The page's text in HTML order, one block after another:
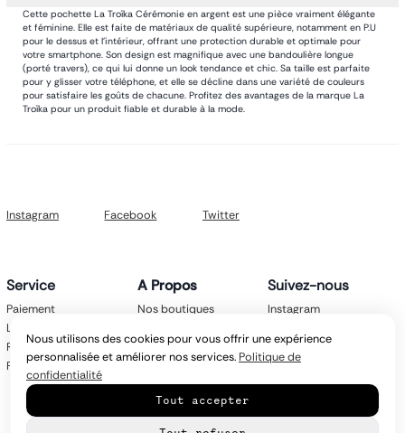
Cette pochette La Troïka Cérémonie en argent est une pièce vraiment élégante
et féminine. Elle est faite de matériaux de qualité supérieure, notamment en P.U
pour le dessus et l'intérieur, offrant une protection durable et optimale pour
votre smartphone. Son design est magnifique avec une bandoulière longue
(porté travers), ce qui lui donne un look tendance et chic. Sa taille est parfaite
pour y glisser votre téléphone, et elle se décline dans une variété de couleurs
pour satisfaire les goûts de chacune. Profitez des avantages de la marque La
Troïka pour un produit fiable et durable à la mode.
Instagram Facebook Twitter
Service
Paiement
Livraison
Retours
FAQ
A Propos
Nos boutiques
Mentions légales
CGV
Politique de
confidentialité
Suivez-nous
Instagram
Twitter
Nous utilisons des cookies pour vous offrir une expérience
personnalisée et améliorer nos services. Politique de
confidentialité
Tout accepter